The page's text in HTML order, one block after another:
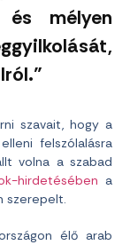
mélyen
szavait, hogy a
felszólalásra
volna a szabad
hirdetésében a
szerepelt.
élő arab